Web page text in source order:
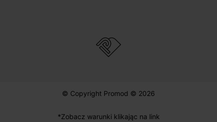
© Copyright Promod © 2026
*Zobacz warunki klikając na link